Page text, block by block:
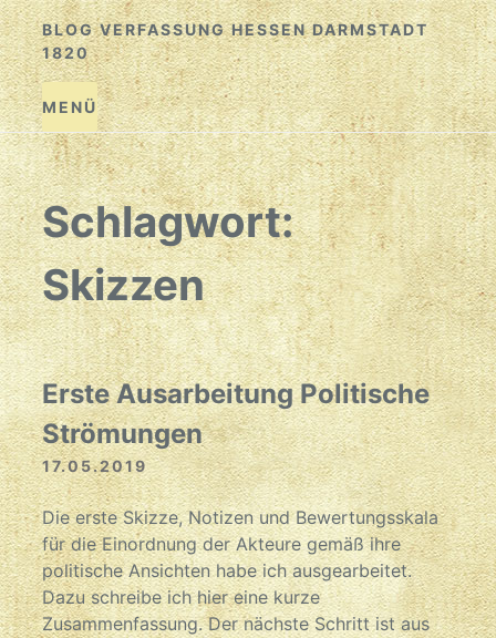
Zum
Inhalt
springen
BLOG VERFASSUNG HESSEN DARMSTADT
1820
MENÜ
Schlagwort:
Skizzen
Erste Ausarbeitung Politische
Strömungen
17.05.2019
Die erste Skizze, Notizen und Bewertungsskala
für die Einordnung der Akteure gemäß ihre
politische Ansichten habe ich ausgearbeitet.
Dazu schreibe ich hier eine kurze
Zusammenfassung. Der nächste Schritt ist aus